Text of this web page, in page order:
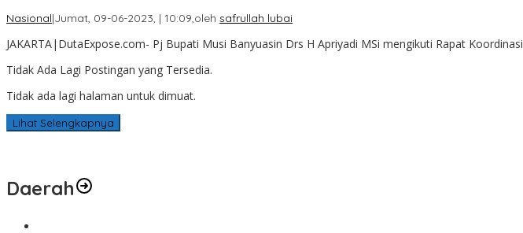
Nasional|Jumat, 09-06-2023, | 10:09,oleh safrullah lubai
JAKARTA|DutaExpose.com- Pj Bupati Musi Banyuasin Drs H Apriyadi MSi mengikuti Rapat Koordinasi
Tidak Ada Lagi Postingan yang Tersedia.
Tidak ada lagi halaman untuk dimuat.
Lihat Selengkapnya
Daerah